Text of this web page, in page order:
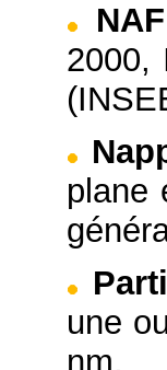
NAF
2000,
plane
une
nm.